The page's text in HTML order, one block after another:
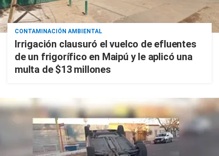
CONTAMINACIÓN AMBIENTAL
Irrigación clausuró el vuelco de efluentes
de un frigorífico en Maipú y le aplicó una
multa de $13 millones